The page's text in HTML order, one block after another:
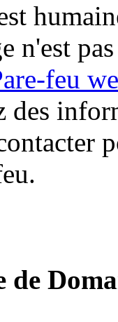
n'est
feu
des
de